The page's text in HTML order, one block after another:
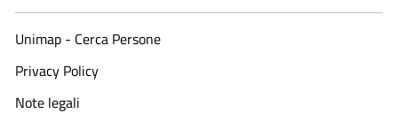
Unimap - Cerca Persone
Privacy Policy
Note legali